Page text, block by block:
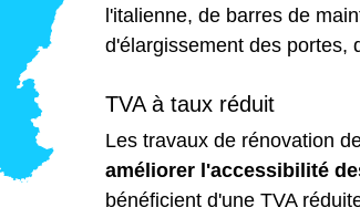
l'italienne, de barres de
d'élargissement des portes,
TVA à taux réduit
Les travaux de rénovation
améliorer l'accessibilité
bénéficient d'une TVA